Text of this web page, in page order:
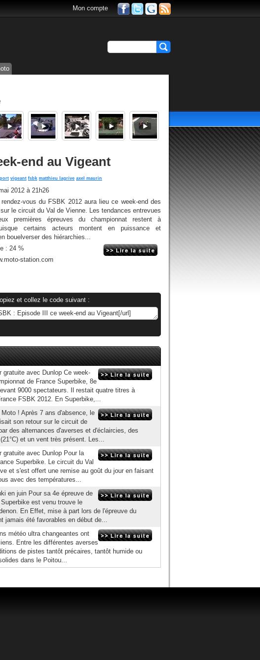
Mon compte
end au Vigeant
vigeant fsbk matthieu lagrive axel maurin
2012 à 21h26
vous du FSBK 2012 aura lieu ce week-end des
le circuit du Val de Vienne. Les tendances entrevues
premières épreuves du championnat restent à
certains acteurs montent en puissance et
bouelverser des hiérarchies...
: 24 %
station.com
et collez le code suivant :
gratuite avec Dunlop Ce week-
de France Superbike, 8e
9000 spectateurs. Il restait quatre titres à
FSBK 2012. En Superbike,...
! Après 7 ans d'absence, le
son retour sur le circuit de
des alternances d'averses et d'éclaircies, des
et un vent très présent. Les...
gratuite avec Dunlop Pour la
Superbike. Le circuit du Val
et s'est offert une remise au goût du jour en faisant
avec des températures...
en juin Pour sa 4e épreuve de
est venu trouve le
En Effet, mise à part lors de l'épreuve du
jamais été favorables en début de...
météo ultra changeantes ont
Entre les différentes averses
de pistes tantôt précaires, tantôt humide ou
dans le Poitou...